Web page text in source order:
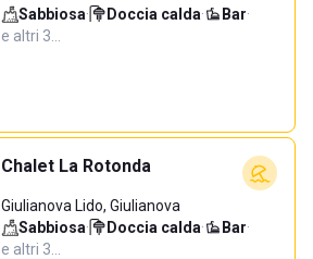
Sabbiosa· Doccia calda· Bar·
e altri 3…
Chalet La Rotonda
Giulianova Lido, Giulianova
Sabbiosa· Doccia calda· Bar·
e altri 3…